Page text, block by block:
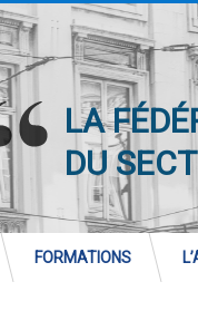
LA
DU
FORMATIONS